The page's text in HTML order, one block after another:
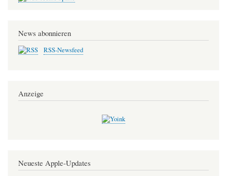
News abonnieren
RSS-Newsfeed
Anzeige
Neueste Apple-Updates